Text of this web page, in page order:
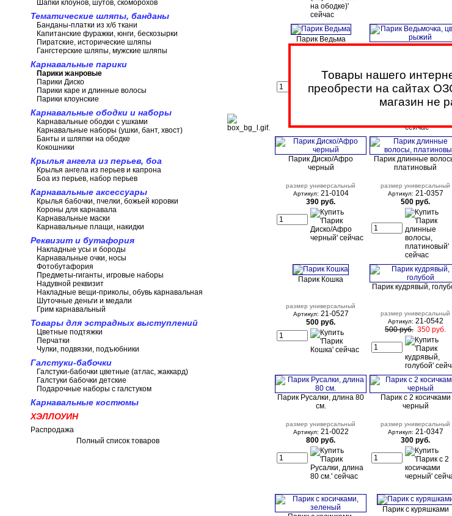
Товары нашего
преобрести на сайтах
магазин не
Шапки клоунов, шутов, скоморохов
Тематические шляпы, банданы
Банданы-платки из х/б ткани
Капитанские фуражки, юнги, бескозырки
Пиратские, исторические шляпы
Гангстерские шляпы, мужские шляпы
Карнавальные парики
Парики жанровые
Парики Диско
Парики каре и длинные волосы
Парики клоунские
Карнавальные ободки и наборы
Карнавальные ободки с ушками
Карнавальные наборы (ушки, бант, хвост)
Банты и шляпки на ободке
Кокошники
Крылья ангела из перьев, боа
Крылья ангела из перьев и капрона
Боа из перьев, набор перьев
Карнавальные аксессуары
Крылья бабочки, пчелки, божьей коровки
Короны для карнавала
Карнавальные маски
Карнавальные плащи, накидки
Реквизит и бутафория
Накладные усы и бороды
Карнавальные очки, носы
Фотобутафория
Предметы-гиганты, игровые наборы
Надувной реквизит
Накладные вещи-приколы, обувь карнавальная
Шуточные деньги и медали
Грим карнавальный
Товары для эстрадных выступлений
Цветные подтяжки
Перчатки
Чулки, подвязки, подъюбники
Галстуки-бабочки
Галстуки-бабочки цветные (атлас, жаккард)
Галстуки бабочки детские
Подарочные наборы с галстуком
Карнавальные костюмы
ХЭЛЛОУИН
Распродажа
Полный список товаров
Парик Ведьма
550 руб.
Парик Ведьмочка,
Артикул:21-0807
350 руб.
Парик Диско/Афро
черный
размер универсальный
Артикул: 21-0104
390 руб.
Парик длинные
платиновый
размер универсальный
Артикул: 21-0357
500 руб.
Парик Кошка
размер универсальный
Артикул: 21-0527
500 руб.
Парик кудрявый,
размер универсальный
Артикул: 21-0542
500 руб. 350 руб.
Парик Русалки, длина 80
см.
размер универсальный
Артикул: 21-0022
800 руб.
Парик с 2 косичками
черный
размер универсальный
Артикул: 21-0347
300 руб.
Парик с куряшками